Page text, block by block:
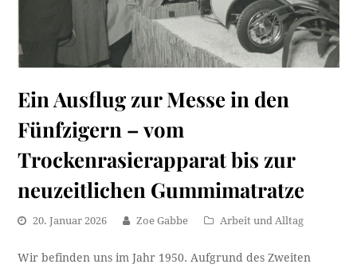
Ein Ausflug zur Messe in den
Fünfzigern – vom
Trockenrasierapparat bis zur
neuzeitlichen Gummimatratze
20. Januar 2026 Zoe Gabbe Arbeit und Alltag
Wir befinden uns im Jahr 1950. Aufgrund des Zweiten